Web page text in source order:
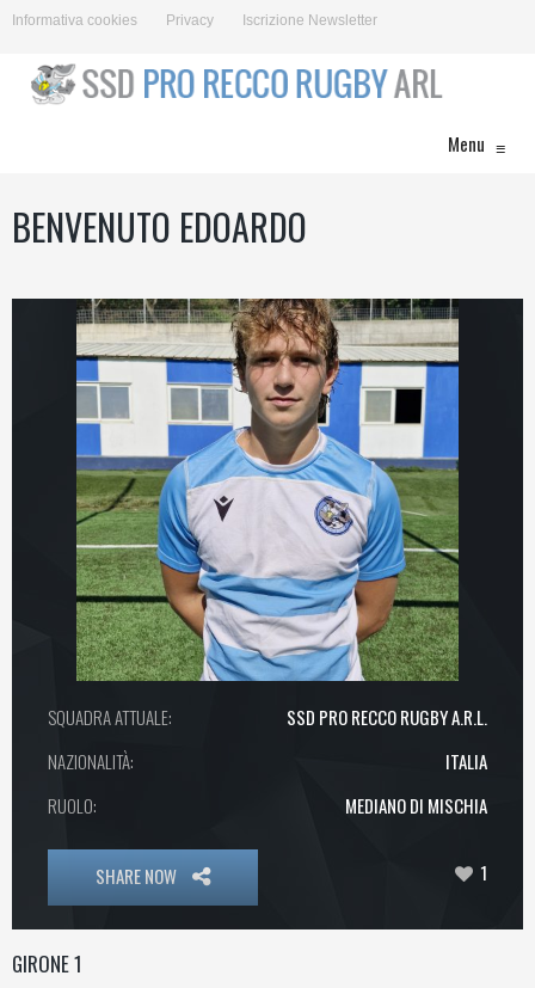
Informativa cookies Privacy Iscrizione Newsletter
Menu ≡
BENVENUTO EDOARDO
SQUADRA ATTUALE:
SSD PRO RECCO RUGBY A.R.L.
NAZIONALITÀ:
ITALIA
RUOLO:
MEDIANO DI MISCHIA
SHARE NOW 1
GIRONE 1